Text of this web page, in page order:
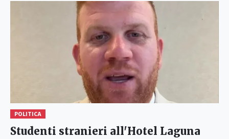
POLITICA
Studenti stranieri all'Hotel Laguna